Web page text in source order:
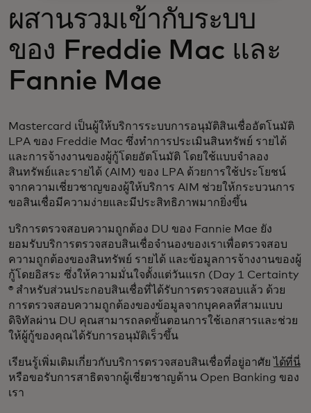
ผสานรวมเข้ากับระบบ
ของ Freddie Mac และ
Fannie Mae
Mastercard เป็นผู้ให้บริการระบบการอนุมัติสินเชื่ออัตโนมัติ
LPA ของ Freddie Mac ซึ่งทำการประเมินสินทรัพย์ รายได้
และการจ้างงานของผู้กู้โดยอัตโนมัติ โดยใช้แบบจำลอง
สินทรัพย์และรายได้ (AIM) ของ LPA ด้วยการใช้ประโยชน์
จากความเชี่ยวชาญของผู้ให้บริการ AIM ช่วยให้กระบวนการ
ขอสินเชื่อมีความง่ายและมีประสิทธิภาพมากยิ่งขึ้น
บริการตรวจสอบความถูกต้อง DU ของ Fannie Mae ยัง
ยอมรับบริการตรวจสอบสินเชื่อจำนองของเราเพื่อตรวจสอบ
ความถูกต้องของสินทรัพย์ รายได้ และข้อมูลการจ้างงานของผู้
กู้โดยอิสระ ซึ่งให้ความมั่นใจตั้งแต่วันแรก (Day 1 Certainty
® สำหรับส่วนประกอบสินเชื่อที่ได้รับการตรวจสอบแล้ว ด้วย
การตรวจสอบความถูกต้องของข้อมูลจากบุคคลที่สามแบบ
ดิจิทัลผ่าน DU คุณสามารถลดขั้นตอนการใช้เอกสารและช่วย
ให้ผู้กู้ของคุณได้รับการอนุมัติเร็วขึ้น
เรียนรู้เพิ่มเติมเกี่ยวกับบริการตรวจสอบสินเชื่อที่อยู่อาศัย ได้ที่นี่
หรือขอรับการสาธิตจากผู้เชี่ยวชาญด้าน Open Banking ของ
เรา